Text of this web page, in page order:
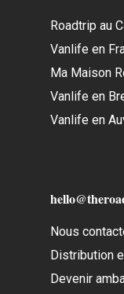
Roadtrip au
Vanlife en
Ma Maison
Vanlife en
Vanlife en
Nous
Distribution
Devenir